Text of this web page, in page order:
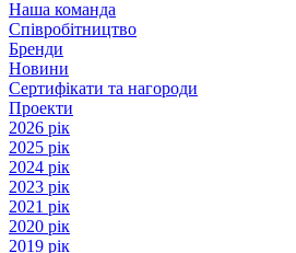
Наша команда
Співробітництво
Бренди
Новини
Сертифікати та нагороди
Проекти
2026 рік
2025 рік
2024 рік
2023 рік
2021 рік
2020 рік
2019 рік